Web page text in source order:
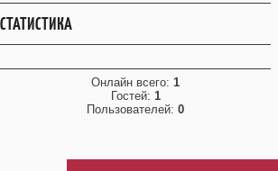
СТАТИСТИКА
Онлайн всего: 1
Гостей: 1
Пользователей: 0